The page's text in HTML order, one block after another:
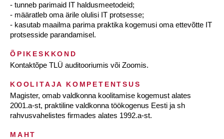
- tunneb parimaid IT haldusmeetodeid;
- määratleb oma ärile olulisi IT protsesse;
- kasutab maailma parima praktika kogemusi oma ettevõtte IT
protsesside parandamisel.
ÕPIKESKKOND
Kontaktõpe TLÜ auditooriumis või Zoomis.
KOOLITAJA KOMPETENTSUS
Magister, omab valdkonna koolitamise kogemust alates
2001.a-st, praktiline valdkonna töökogenus Eesti ja sh
rahvusvahelistes firmades alates 1992.a-st.
MAHT